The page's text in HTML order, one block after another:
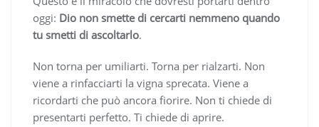
oggi: Dio non smette di cercarti nemmeno quando
tu smetti di ascoltarlo.
Non torna per umiliarti. Torna per rialzarti. Non
viene a rinfacciarti la vigna sprecata. Viene a
ricordarti che può ancora fiorire. Non ti chiede di
presentarti perfetto. Ti chiede di aprire.